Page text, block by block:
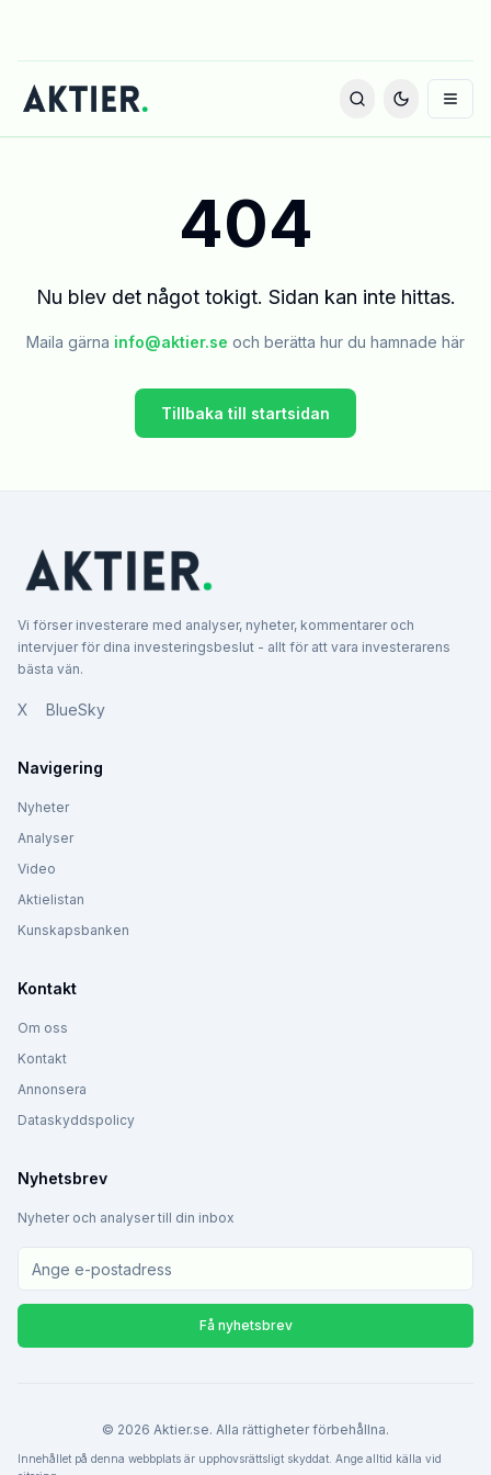
404
Nu blev det något tokigt. Sidan kan inte hittas.
Maila gärna info@aktier.se och berätta hur du hamnade här
Tillbaka till startsidan
Vi förser investerare med analyser, nyheter, kommentarer och
intervjuer för dina investeringsbeslut - allt för att vara investerarens
bästa vän.
X BlueSky
Navigering
Nyheter
Analyser
Video
Aktielistan
Kunskapsbanken
Kontakt
Om oss
Kontakt
Annonsera
Dataskyddspolicy
Nyhetsbrev
Nyheter och analyser till din inbox
Få nyhetsbrev
© 2026 Aktier.se. Alla rättigheter förbehållna.
Innehållet på denna webbplats är upphovsrättsligt skyddat. Ange alltid källa vid